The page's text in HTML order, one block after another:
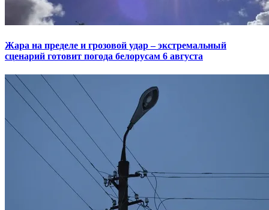
Жара на пределе и грозовой удар – экстремальный
сценарий готовит погода белорусам 6 августа